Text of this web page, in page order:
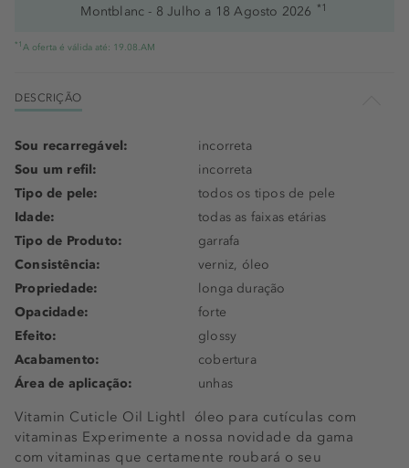
Montblanc - 8 Julho a 18 Agosto 2026 *1
*1 A oferta é válida até: 19.08.AM
DESCRIÇÃO
Vitamin Cuticle Oil Lightl  óleo para cutículas com
vitaminas Experimente a nossa novidade da gama
com vitaminas que certamente roubará o seu
Sou recarregável:
incorreta
Sou um refil:
incorreta
Tipo de pele:
todos os tipos de pele
Idade:
todas as faixas etárias
Tipo de Produto:
garrafa
Consistência:
verniz, óleo
Propriedade:
longa duração
Opacidade:
forte
Efeito:
glossy
Acabamento:
cobertura
Área de aplicação:
unhas